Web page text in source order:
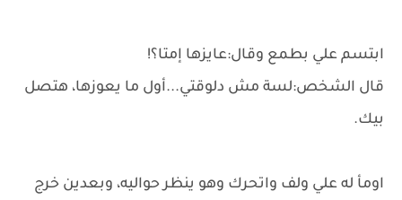
ابتسم علي بطمع وقال:عايزها إمتا؟!
قال الشخص:لسة مش دلوقتي...أول ما يعوزها، هتصل
بيك.
اومأ له علي ولف واتحرك وهو ينظر حواليه، وبعدين خرج